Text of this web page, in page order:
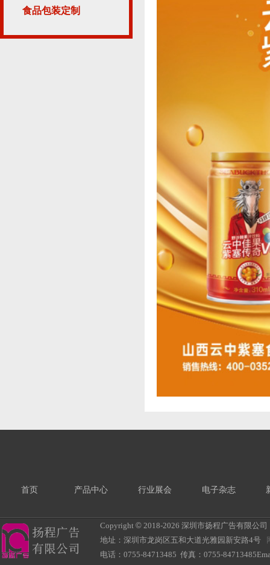
食品包装定制
首页 产品中心 行业展会 电子杂志
Copyright © 2018-2026 深圳市扬程广告有限公
地址：深圳市龙岗区五和大道光雅园新安路4号
电话：0755-84713485 传真：0755-